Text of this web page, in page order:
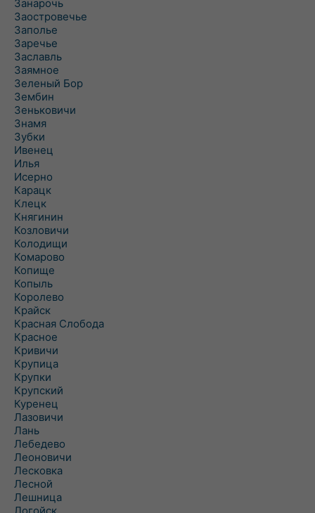
Занарочь
Заостровечье
Заполье
Заречье
Заславль
Заямное
Зеленый Бор
Зембин
Зеньковичи
Знамя
Зубки
Ивенец
Илья
Исерно
Карацк
Клецк
Княгинин
Козловичи
Колодищи
Комарово
Копище
Копыль
Королево
Крайск
Красная Слобода
Красное
Кривичи
Крупица
Крупки
Крупский
Куренец
Лазовичи
Лань
Лебедево
Леоновичи
Лесковка
Лесной
Лешница